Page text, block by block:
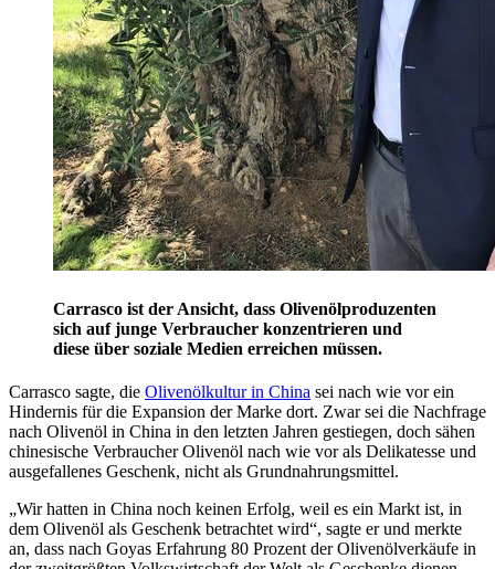
Carrasco ist der Ansicht, dass Olivenölproduzenten
sich auf junge Verbraucher konzentrieren und
diese über soziale Medien erreichen müssen.
Carrasco sagte, die Olivenölkultur in China sei nach wie vor ein
Hindernis für die Expansion der Marke dort. Zwar sei die Nachfrage
nach Olivenöl in China in den letzten Jahren gestiegen, doch sähen
chinesische Verbraucher Olivenöl nach wie vor als Delikatesse und
ausgefallenes Geschenk, nicht als Grundnahrungsmittel.
„Wir hatten in China noch keinen Erfolg, weil es ein Markt ist, in
dem Olivenöl als Geschenk betrachtet wird“, sagte er und merkte
an, dass nach Goyas Erfahrung 80 Prozent der Olivenölverkäufe in